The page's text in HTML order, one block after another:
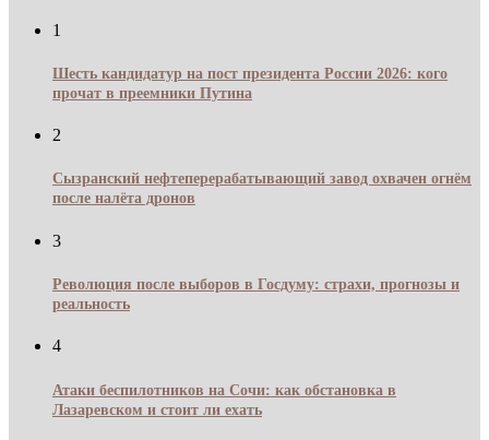
1
Шесть кандидатур на пост президента России 2026: кого
прочат в преемники Путина
2
Сызранский нефтеперерабатывающий завод охвачен огнём
после налёта дронов
3
Революция после выборов в Госдуму: страхи, прогнозы и
реальность
4
Атаки беспилотников на Сочи: как обстановка в
Лазаревском и стоит ли ехать